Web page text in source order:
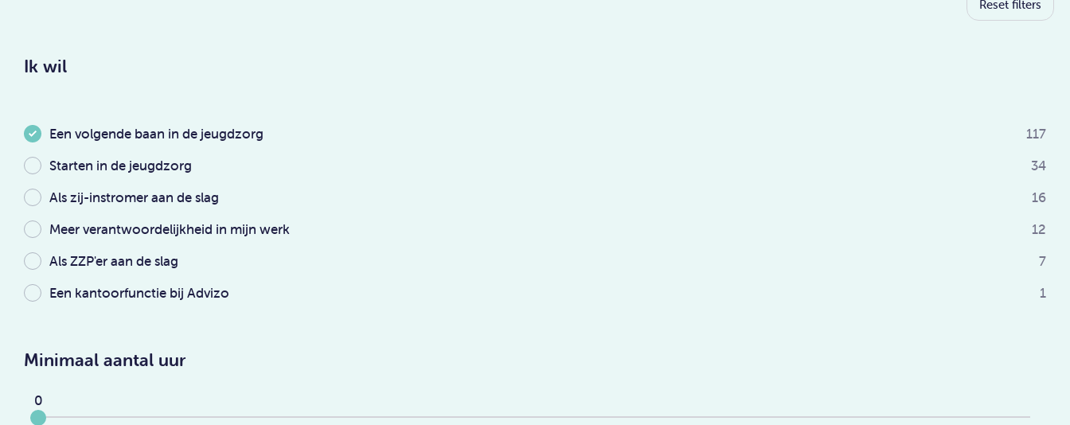
Reset filters
Ik wil
Een volgende baan in de jeugdzorg
117
Starten in de jeugdzorg
34
Als zij-instromer aan de slag
16
Meer verantwoordelijkheid in mijn werk
12
Als ZZP'er aan de slag
7
Een kantoorfunctie bij Advizo
1
Minimaal aantal uur
0